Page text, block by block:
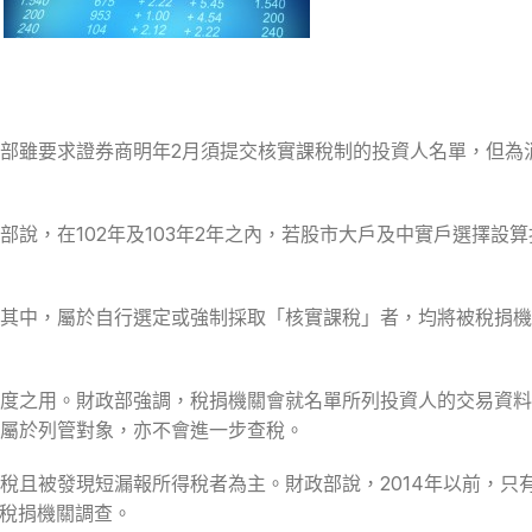
雖要求證券商明年2月須提交核實課稅制的投資人名單，但
說，在102年及103年2年之內，若股市大戶及中實戶選擇設
中，屬於自行選定或強制採取「核實課稅」者，均將被稅捐
之用。財政部強調，稅捐機關會就名單所列投資人的交易資
於列管對象，亦不會進一步查稅。
且被發現短漏報所得稅者為主。財政部說，2014年以前，只
捐機關調查。